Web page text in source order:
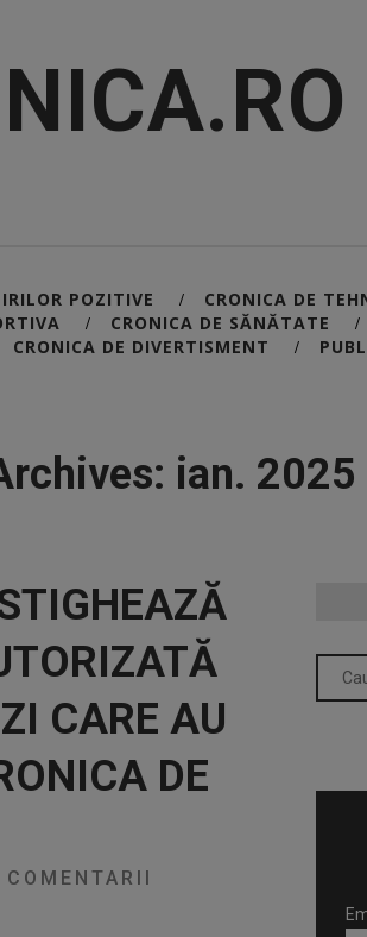
POZITIVE / CRONICA DE
/ CRONICA DE SĂNĂTATE /
CRONICA DE DIVERTISMENT /
ian. 2025
CARE AU
DE